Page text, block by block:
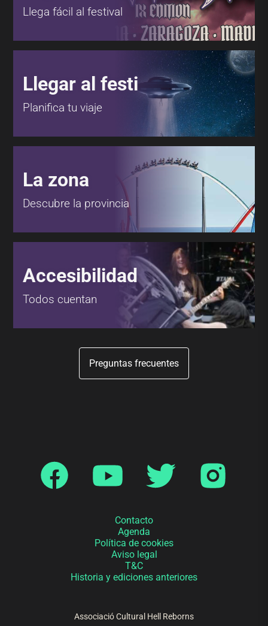
Llega fácil al festival
Llegar al festi
Planifica tu viaje
La zona
Descubre la provincia
Accesibilidad
Todos cuentan
Preguntas frecuentes
Contacto
Agenda
Política de cookies
Aviso legal
T&C
Historia y ediciones anteriores
Associació Cultural Hell Reborns